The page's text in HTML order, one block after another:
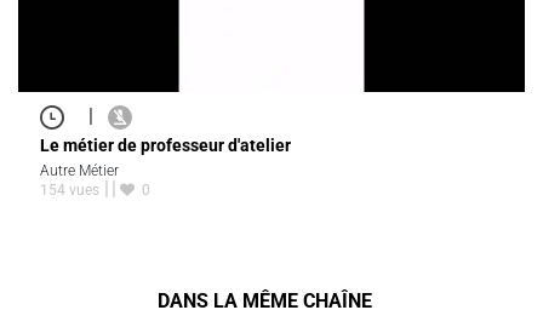
|
Le métier de professeur d'atelier
Autre Métier
154 vues
0
DANS LA MÊME CHAÎNE